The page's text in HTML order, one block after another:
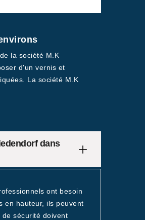
la société M.K
d'un vernis et
La société M.K
dans
ont besoin
en hauteur, ils peuvent
sécurité doivent